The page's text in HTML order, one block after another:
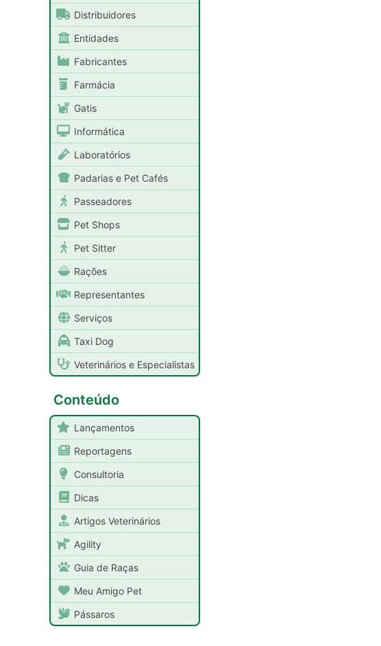
Distribuidores
Entidades
Fabricantes
Farmácia
Gatis
Informática
Laboratórios
Padarias e Pet Cafés
Passeadores
Pet Shops
Pet Sitter
Rações
Representantes
Serviços
Taxi Dog
Veterinários e Especialistas
Conteúdo
Lançamentos
Reportagens
Consultoria
Dicas
Artigos Veterinários
Agility
Guia de Raças
Meu Amigo Pet
Pássaros